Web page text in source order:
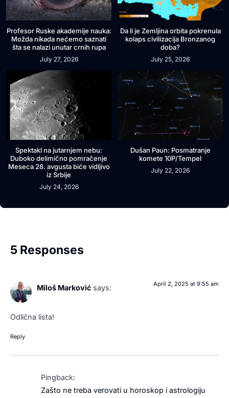
Profesor Ruske akademije nauka:
Možda nikada nećemo saznati
šta se nalazi unutar crnih rupa
July 27, 2026
Da li je Zemljina orbita pokrenula
kolaps civilizacija Bronzanog
doba?
July 25, 2026
Spektakl na jutarnjem nebu:
Duboko delimično pomračenje
Meseca 28. avgusta biće vidljivo
iz Srbije
July 24, 2026
Dušan Paun: Posmatranje
komete 10P/Tempel
July 22, 2026
5 Responses
Miloš Marković says: April 2, 2025 at 9:55 am
Odlična lista!
Reply
Pingback:
Zašto ne treba verovati u horoskop i astrologiju